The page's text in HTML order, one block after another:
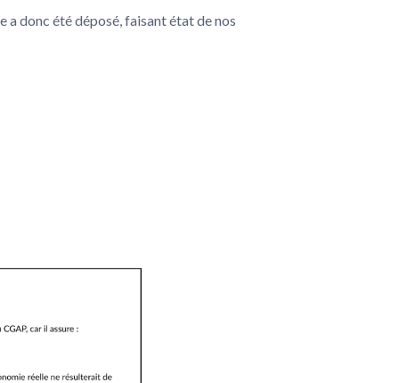
a donc été déposé, faisant état de nos